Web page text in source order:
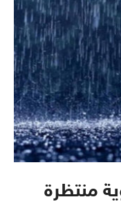
منتظرة